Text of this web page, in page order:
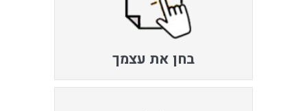
בחן את עצמך